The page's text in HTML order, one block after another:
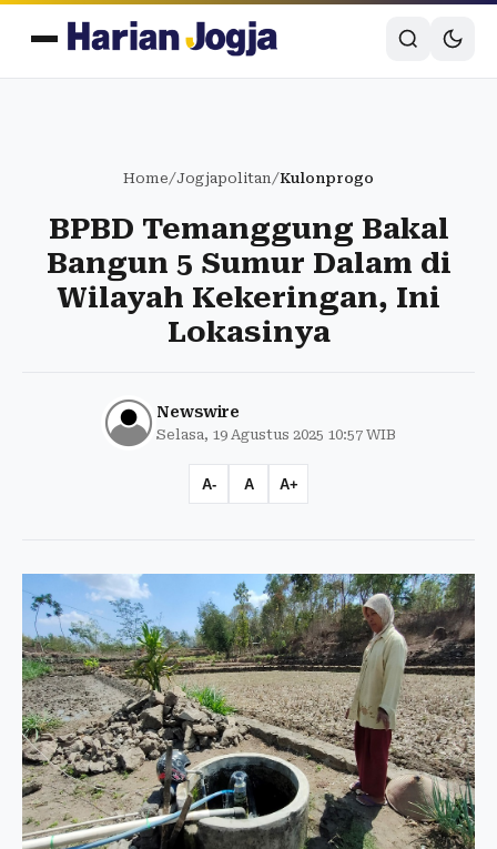
Home/Jogjapolitan/Kulonprogo
BPBD Temanggung Bakal
Bangun 5 Sumur Dalam di
Wilayah Kekeringan, Ini
Lokasinya
Newswire
Selasa, 19 Agustus 2025 10:57 WIB
A- A A+